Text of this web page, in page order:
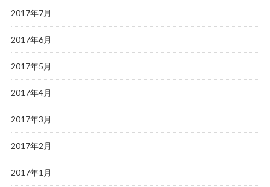
2017年7月
2017年6月
2017年5月
2017年4月
2017年3月
2017年2月
2017年1月